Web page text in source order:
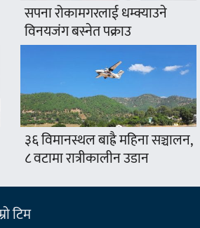
सपना रोकामगरलाई धम्क्याउने
विनयजंग बस्नेत पक्राउ
३६ विमानस्थल बाह्रै महिना सञ्चालन,
८ वटामा रात्रीकालीन उडान
टिम